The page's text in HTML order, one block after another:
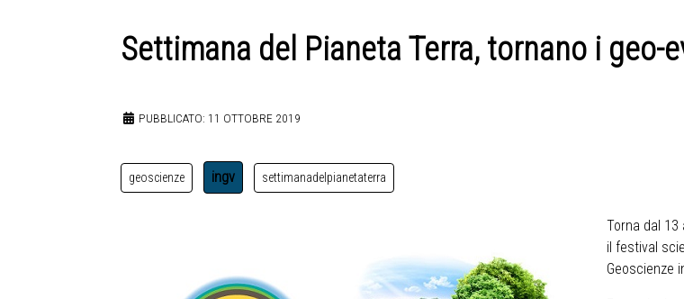
Settimana del Pianeta Terra, tornano i geo-
PUBBLICATO: 11 OTTOBRE 2019
geoscienze ingv settimanadelpianetaterra
Torna dal
il festival
Geoscienze